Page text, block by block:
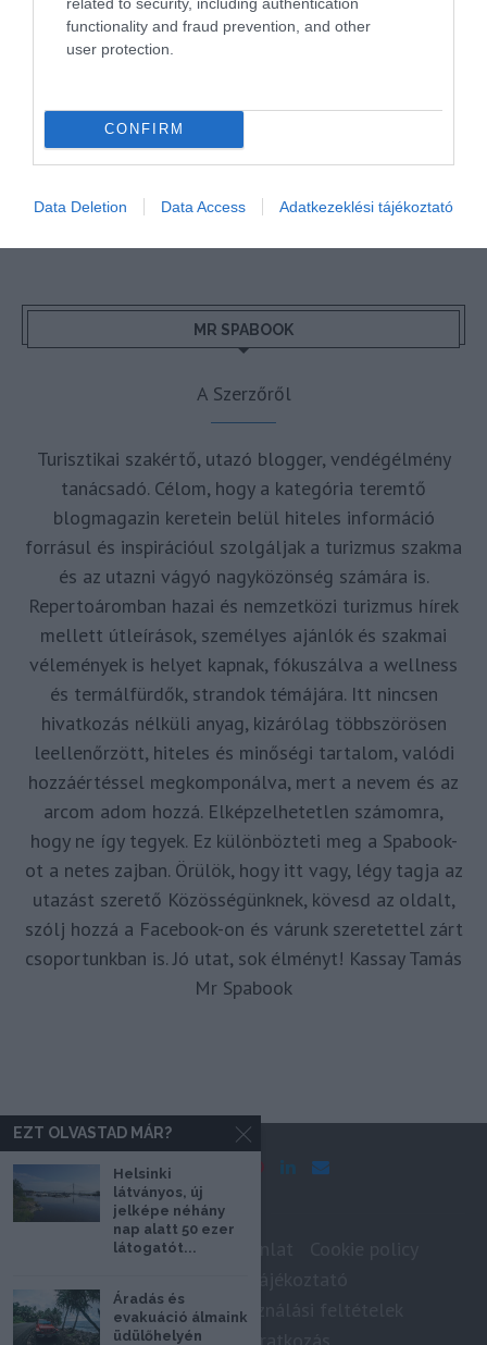
functionality and fraud prevention, and other
user protection.
CONFIRM
Data Deletion Data Access Adatkezeklési tájékoztató
KARANTÉN KORONAVÍRUS KÍNA LÉGIKÖZLEKEDÉS
MAGYARORSZÁG MAGYARUL
REPÜLŐTÉR STATISZTIKA
SZPONZOR SZÁLLODA TERMÁL
MR SPABOOK
A Szerzőről
Turisztikai szakértő, utazó blogger, vendégélmény
tanácsadó. Célom, hogy a kategória teremtő
blogmagazin keretein belül hiteles információ
forrásul és inspirációul szolgáljak a turizmus szakma
és az utazni vágyó nagyközönség számára is.
Repertoáromban hazai és nemzetközi turizmus hírek
mellett útleírások, személyes ajánlók és szakmai
vélemények is helyet kapnak, fókuszálva a wellness
és termálfürdők, strandok témájára. Itt nincsen
hivatkozás nélküli anyag, kizárólag többszörösen
leellenőrzött, hiteles és minőségi tartalom, valódi
hozzáértéssel megkomponálva, mert a nevem és az
arcom adom hozzá. Elképzelhetetlen számomra,
hogy ne így tegyek. Ez különbözteti meg a Spabook-
ot a netes zajban. Örülök, hogy itt vagy, légy tagja az
utazást szerető Közösségünknek, kövesd az oldalt,
szólj hozzá a Facebook-on és várunk szeretettel zárt
csoportunkban is. Jó utat, sok élményt! Kassay Tamás
Mr Spabook
Impresszum Médiaajánlat
Szerzői jogok, felhasználási feltételek
Hírlevél feliratkozás
EZT OLVASTAD MÁR?
Helsinki
látványos, új
jelképe néhány
nap alatt 50 ezer
látogatót...
Áradás és
evakuáció álmaink
üdülőhelyén